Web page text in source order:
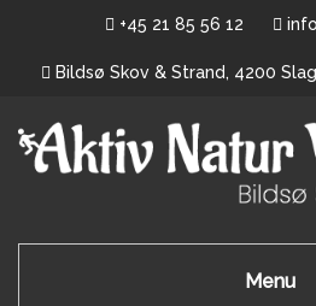
+45 21 85 56 12
Bildsø Skov & Strand, 4200
Menu